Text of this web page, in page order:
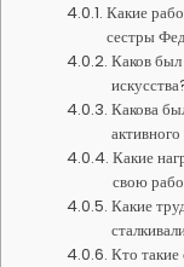
Какие
сестры
Каков был
Какова
Какие
свою
Какие
Кто